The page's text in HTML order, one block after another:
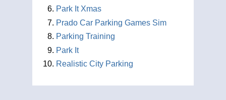
Park It Xmas
Prado Car Parking Games Sim
Parking Training
Park It
Realistic City Parking